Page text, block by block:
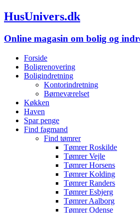
HusUnivers.dk
Online magasin om bolig og
Forside
Boligrenovering
Boligindretning
Kontorindretning
Børneværelset
Køkken
Haven
Spar penge
Find fagmand
Find tømrer
Tømrer Roskilde
Tømrer Vejle
Tømrer Horsens
Tømrer Kolding
Tømrer Randers
Tømrer Esbjerg
Tømrer Aalborg
Tømrer Odense